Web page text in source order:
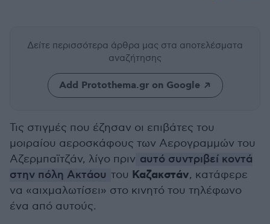
Δείτε περισσότερα άρθρα μας στα αποτελέσματα
αναζήτησης
Add Protothema.gr on Google
Τις στιγμές που έζησαν οι επιβάτες του
μοιραίου αεροσκάφους των Αερογραμμών του
Αζερμπαϊτζάν, λίγο πριν αυτό συντριβεί κοντά
στην πόλη Ακτάου του Καζακστάν, κατάφερε
να «αιχμαλωτίσει» στο κινητό του τηλέφωνο
ένα από αυτούς.